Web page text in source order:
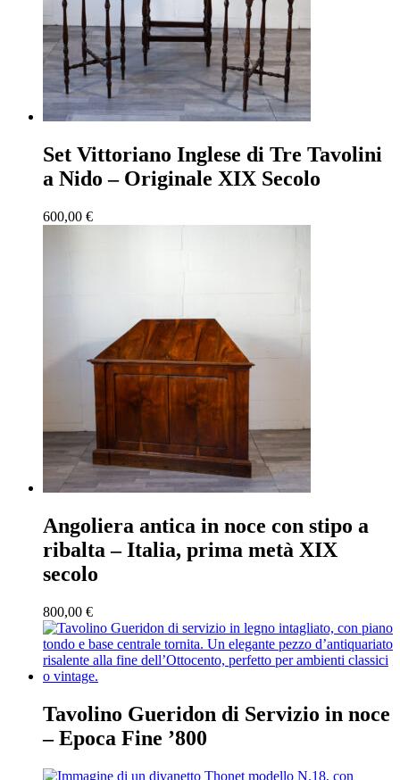
Set Vittoriano Inglese di Tre Tavolini
a Nido – Originale XIX Secolo
600,00 €
Angoliera antica in noce con stipo a
ribalta – Italia, prima metà XIX
secolo
800,00 €
Tavolino Gueridon di Servizio in noce
– Epoca Fine ’800